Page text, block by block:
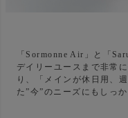
「Sormonne Air」と「
デイリーユースまで非常
り、「メインが休日用、
た”今”のニーズにもしっ